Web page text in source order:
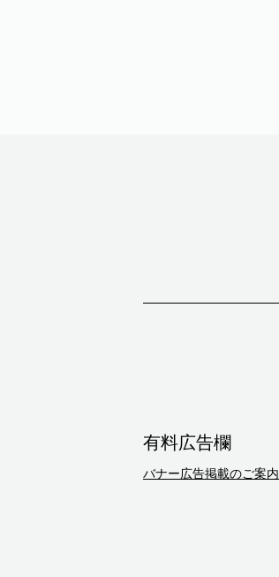
有料広告欄
バナー広告掲載のご案内